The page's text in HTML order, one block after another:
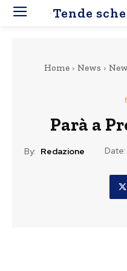
Tende
Home News
Parà a
By: Redazione Date: